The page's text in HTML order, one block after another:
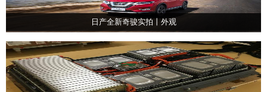
日产全新奇骏实拍丨外观